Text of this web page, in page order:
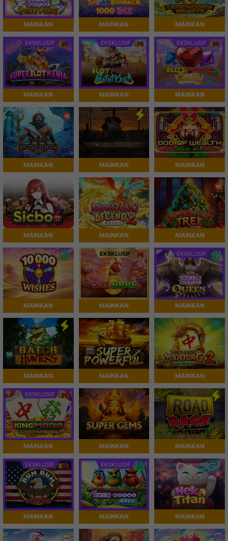
MAINKAN MAINKAN MAINKAN
EKSKLUSIF
MAINKAN
EKSKLUSIF
MAINKAN
EKSKLUSIF
MAINKAN
MAINKAN MAINKAN MAINKAN
MAINKAN MAINKAN MAINKAN
MAINKAN
EKSKLUSIF
MAINKAN
EKSKLUSIF
MAINKAN
MAINKAN MAINKAN MAINKAN
EKSKLUSIF
MAINKAN MAINKAN MAINKAN
EKSKLUSIF
MAINKAN
EKSKLUSIF
MAINKAN MAINKAN